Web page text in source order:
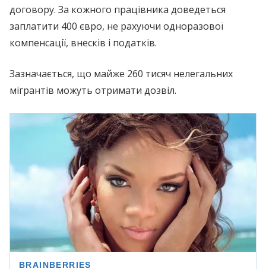
договору. За кожного працівника доведеться
заплатити 400 євро, не рахуючи одноразової
компенсації, внесків і податків.
Зазначається, що майже 260 тисяч нелегальних
мігрантів можуть отримати дозвіл.